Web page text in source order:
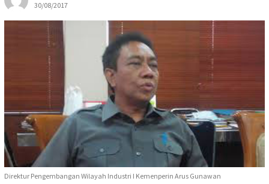
30/08/2017
Direktur Pengembangan Wilayah Industri I Kemenperin Arus Gunawan